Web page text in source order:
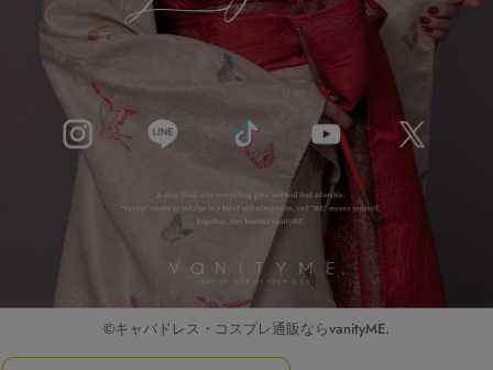
©キャバドレス・コスプレ通販ならvanityME.